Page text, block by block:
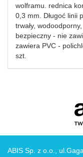
wolframu. rednica
0,3 mm. Długoć
trwały,
bezpieczny - nie
zawiera PVC -
szt.
ABIS Sp. z o.o.,